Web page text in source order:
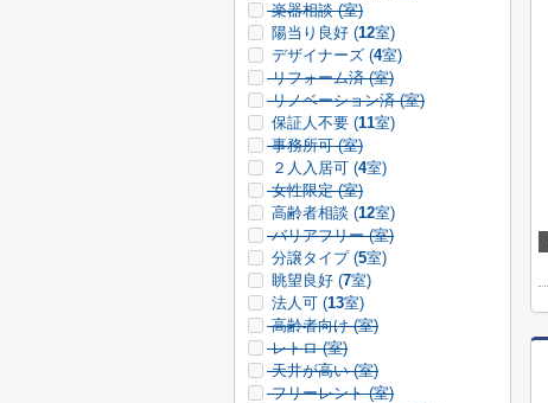
楽器相談 (室)
陽当り良好 (12室)
デザイナーズ (4室)
リフォーム済 (室)
リノベーション済 (室)
保証人不要 (11室)
事務所可 (室)
２人入居可 (4室)
女性限定 (室)
高齢者相談 (12室)
バリアフリー (室)
分譲タイプ (5室)
眺望良好 (7室)
法人可 (13室)
高齢者向け (室)
レトロ (室)
天井が高い (室)
フリーレント (室)